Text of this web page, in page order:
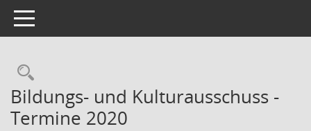
Toggle navigation
Bildungs- und Kulturausschuss -
Termine 2020